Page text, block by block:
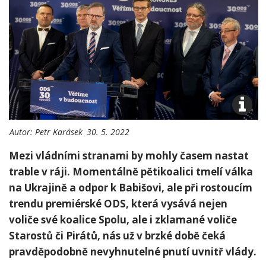
Autor: Petr Karásek 30. 5. 2022
Mezi vládními stranami by mohly časem nastat
trable v ráji. Momentálně pětikoalici tmelí válka
na Ukrajině a odpor k Babišovi, ale při rostoucím
trendu premiérské ODS, která vysává nejen
voliče své koalice Spolu, ale i zklamané voliče
Starostů či Pirátů, nás už v brzké době čeká
pravděpodobně nevyhnutelné pnutí uvnitř vlády.